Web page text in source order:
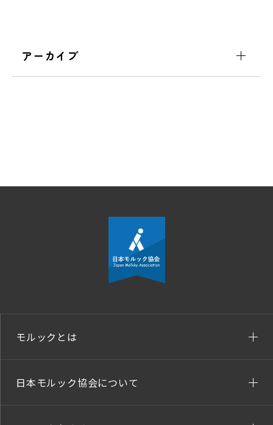
アーカイブ
モルックとは
日本モルック協会について